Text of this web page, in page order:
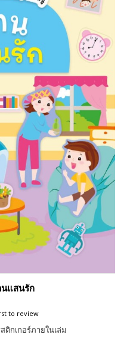
แสนรัก
to review
กเกอร์ภายในเล่ม